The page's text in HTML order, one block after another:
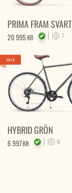
PRIMA FRAM SVART
20 995KR 7
SALE
HYBRID GRÖN
6 997KR 8